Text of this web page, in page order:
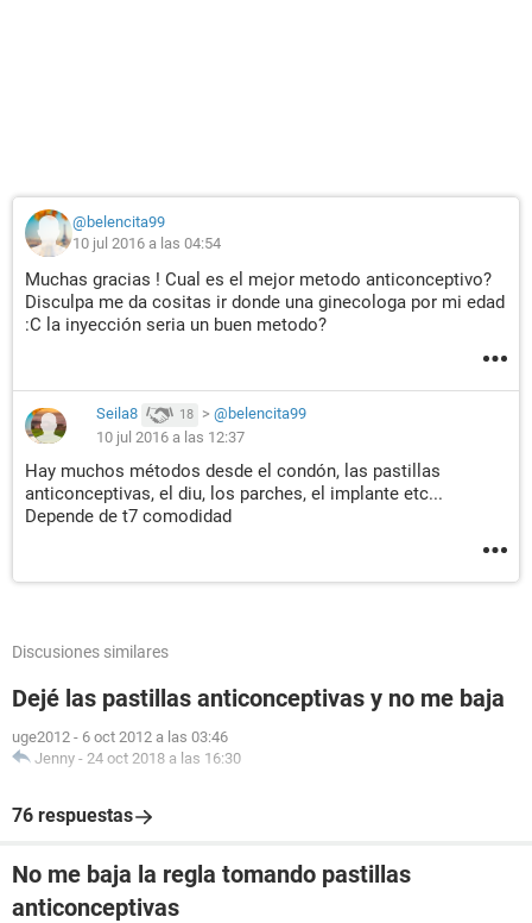
@belencita99
10 jul 2016 a las 04:54
Muchas gracias ! Cual es el mejor metodo anticonceptivo?
Disculpa me da cositas ir donde una ginecologa por mi edad
:C la inyección seria un buen metodo?
Seila8 18 > @belencita99
10 jul 2016 a las 12:37
Hay muchos métodos desde el condón, las pastillas
anticonceptivas, el diu, los parches, el implante etc...
Depende de t7 comodidad
Discusiones similares
Dejé las pastillas anticonceptivas y no me baja
uge2012 - 6 oct 2012 a las 03:46
Jenny - 24 oct 2018 a las 16:30
76 respuestas
No me baja la regla tomando pastillas
anticonceptivas